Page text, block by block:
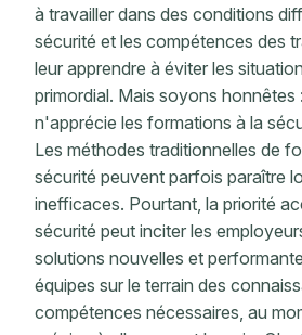
à travailler dans des conditions
sécurité et les compétences des
leur apprendre à éviter les
primordial. Mais soyons honnêtes
n'apprécie les formations à la
Les méthodes traditionnelles de
sécurité peuvent parfois paraître
inefficaces. Pourtant, la priorité
sécurité peut inciter les
solutions nouvelles et
équipes sur le terrain des
compétences nécessaires, au